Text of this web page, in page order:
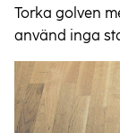
Torka golven
använd inga